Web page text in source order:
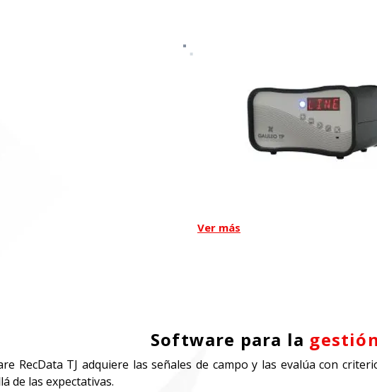
Ver más
Software para la
RecData TJ adquiere las señales de campo y las evalúa con
de las expectativas.